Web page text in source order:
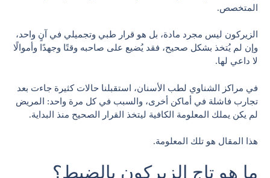
المتخصص.
الزيركون ليس مجرد مادة، بل هو قرار طبي وتجميلي في آنٍ واحد،
وإن لم يُتخذ بشكل صحيح، فقد يُضيع على صاحبه وقتًا وجهدًا وأموالًا
لا داعي لها.
في مراكز الشناوي لطب الأسنان، استقبلنا حالات كثيرة جاءت بعد
تجارب فاشلة في أماكن أخرى، والسبب في كل مرة واحد: المريض
لم يكن يملك المعلومة الكافية ليتخذ القرار الصحيح منذ البداية.
هذا المقال هو تلك المعلومة.
ما هو تاج الزيركون بالضبط؟